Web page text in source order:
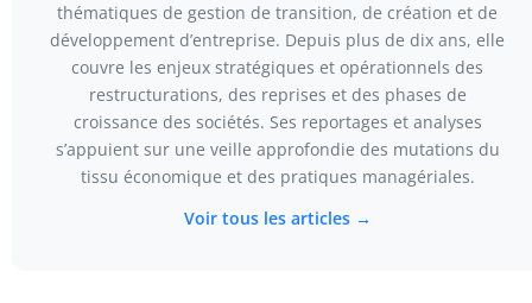
thématiques de gestion de transition, de création et de
développement d’entreprise. Depuis plus de dix ans, elle
couvre les enjeux stratégiques et opérationnels des
restructurations, des reprises et des phases de
croissance des sociétés. Ses reportages et analyses
s’appuient sur une veille approfondie des mutations du
tissu économique et des pratiques managériales.
Voir tous les articles →